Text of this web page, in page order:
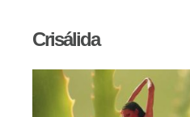
Crisálida